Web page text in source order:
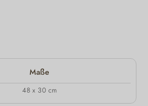
Maße
48 x 30 cm